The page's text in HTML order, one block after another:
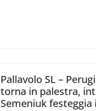
Pallavolo SL –
torna in palestra,
Semeniuk festeggia